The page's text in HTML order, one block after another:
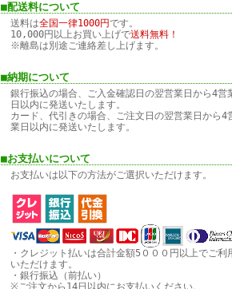
■配送料について
送料は全国一律1000円です。
10,000円以上お買い上げで送料無料！
※離島は別途ご連絡差し上げます。
■納期について
銀行振込の場合、ご入金確認日の翌営業日から4営
日以内に発送いたします。
カード、代引きの場合、ご注文日の翌営業日から4
業日以内に発送いたします。
■お支払いについて
お支払いは以下の方法がご選択いただけます。
・クレジット払いは合計金額5０００円以上でご利
いただけます。
・銀行振込（前払い）
※ご注文から14日以内にお支払いください。